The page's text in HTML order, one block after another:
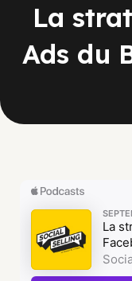
La
Ads du